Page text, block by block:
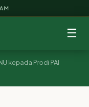
☰
kepada Prodi PAI